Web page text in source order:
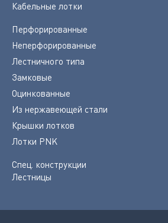
Кабельные лотки
Перфорированные
Неперфорированные
Лестничного типа
Замковые
Оцинкованные
Из нержавеющей стали
Крышки лотков
Лотки PNK
Спец. конструкции
Лестницы